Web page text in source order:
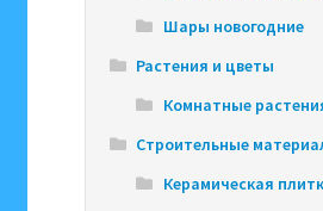
Шары новогодние
Растения и цветы
Комнатные
Строительные
Керамическая